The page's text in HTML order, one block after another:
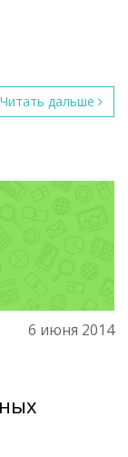
Читать дальше
6 июня 2014